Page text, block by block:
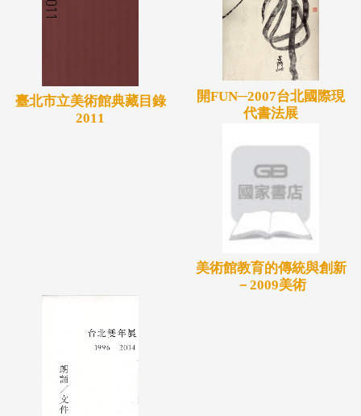
臺北市立美術館典藏目錄
2011
開FUN─2007台北國際現
代書法展
美術館教育的傳統與創新
－2009美術